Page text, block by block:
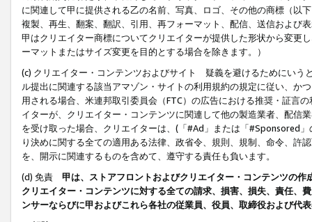
に関連して甲に提供される乙の名前、写真、ロゴ、その他の商標（以
複製、再生、翻案、翻訳、引用、再フォーマット、配信、送信および
甲はクリエイター商標についてクリエイターが提供した形状から変更
ーマットまたはサイズ変更を目的とする場合を除きます。）
(c) クリエイター・コンテンツおよびサイト 疑義を避けるためにいう
ル提出に関連する該当アマゾン・サイトの利用規約の規定に従い、か
用される場合、米連邦取引委員会（FTC）の広告における推奨・証言
イターが、クリエイター・コンテンツに関連して他の製造業者、配信
を受け取った場合、クリエイターは、(「#Ad」または「#Sponsored
り決めに関する全ての適用ある法律、政省令、規則、規制、命令、許
を、開示に関連するものを含めて、遵守する責任も負います。
(d) 免責 甲は、ストアフロントおよびクリエイター・コンテンツの
クリエイター・コンテンツに対する全ての請求、損害、損失、責任、
ンサーならびに甲およびこれら各社の従業員、役員、取締役および代